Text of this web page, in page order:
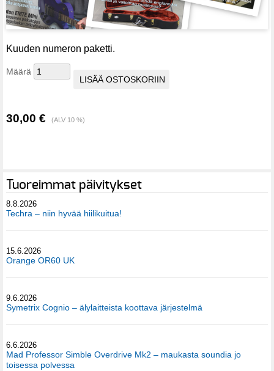
Kuuden numeron paketti.
Määrä
30,00 € (ALV 10 %)
Tuoreimmat päivitykset
8.8.2026
Techra – niin hyvää hiilikuitua!
15.6.2026
Orange OR60 UK
9.6.2026
Symetrix Cognio – älylaitteista koottava järjestelmä
6.6.2026
Mad Professor Simble Overdrive Mk2 – maukasta soundia jo
toisessa polvessa